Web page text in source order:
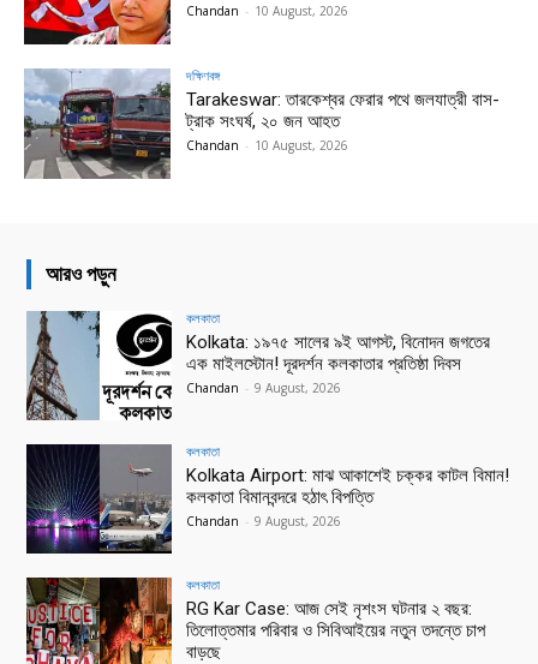
Chandan - 10 August, 2026
দক্ষিণবঙ্গ
Tarakeswar: তারকেশ্বর ফেরার পথে জলযাত্রী বাস-
ট্রাক সংঘর্ষ, ২০ জন আহত
Chandan - 10 August, 2026
আরও পড়ুন
কলকাতা
Kolkata: ১৯৭৫ সালের ৯ই আগস্ট, বিনোদন জগতের
এক মাইলস্টোন! দূরদর্শন কলকাতার প্রতিষ্ঠা দিবস
Chandan - 9 August, 2026
কলকাতা
Kolkata Airport: মাঝ আকাশেই চক্কর কাটল বিমান!
কলকাতা বিমানবন্দরে হঠাৎ বিপত্তি
Chandan - 9 August, 2026
কলকাতা
RG Kar Case: আজ সেই নৃশংস ঘটনার ২ বছর:
তিলোত্তমার পরিবার ও সিবিআইয়ের নতুন তদন্তে চাপ
বাড়ছে